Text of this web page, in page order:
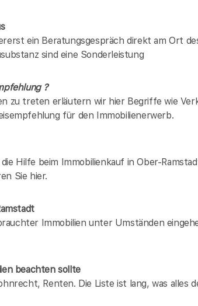
ein Beratungsgespräch direkt am Ort
sind eine Sonderleistung
?
zu treten erläutern wir hier Begriffe wie
für den Immobilienerwerb.
Hilfe beim Immobilienkauf in Ober-
Sie hier.
Immobilien unter Umständen
beachten sollte
Renten. Die Liste ist lang, was alles